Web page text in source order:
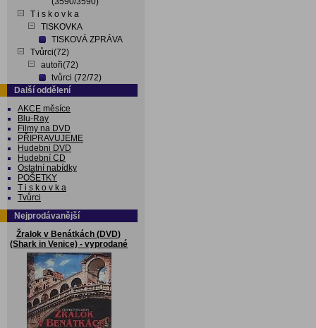
T i s k o v k a
TISKOVKA
TISKOVÁ ZPRÁVA
Tvůrci(72)
autoři(72)
tvůrci (72/72)
Další oddělení
AKCE měsíce
Blu-Ray
Filmy na DVD
PŘIPRAVUJEME
Hudebni DVD
Hudební CD
Ostatní nabídky
POŠETKY
T i s k o v k a
Tvůrci
Nejprodávanější
Žralok v Benátkách (DVD)
(Shark in Venice) - vyprodané